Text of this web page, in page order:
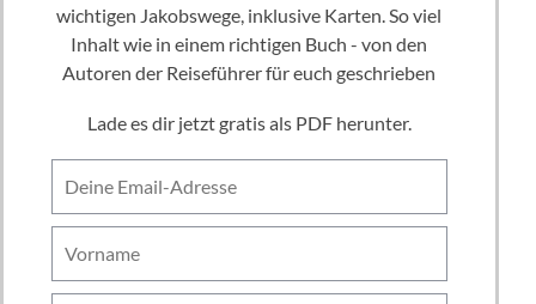
wichtigen Jakobswege, inklusive Karten. So viel
Inhalt wie in einem richtigen Buch - von den
Autoren der Reiseführer für euch geschrieben
Lade es dir jetzt gratis als PDF herunter.